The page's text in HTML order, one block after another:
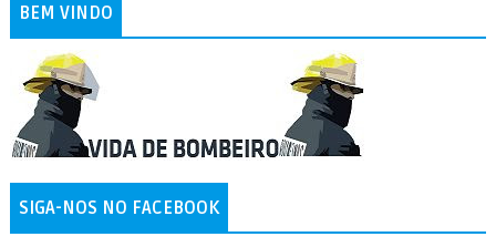
BEM VINDO
SIGA-NOS NO FACEBOOK